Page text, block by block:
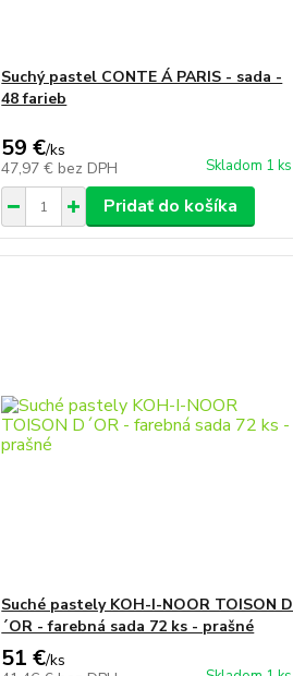
Suchý pastel CONTE Á PARIS - sada -
48 farieb
59 €/ks
47,97 € bez DPH Skladom 1 ks
Pridať do košíka
Suché pastely KOH-I-NOOR TOISON D
´OR - farebná sada 72 ks - prašné
51 €/ks